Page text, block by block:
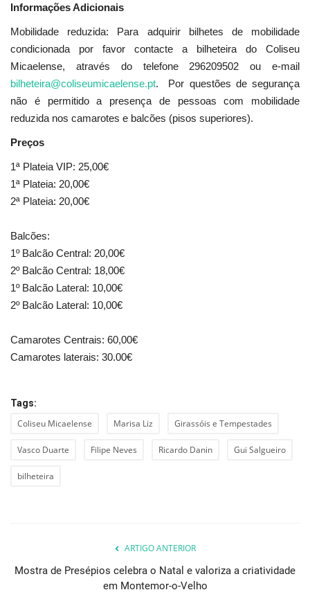
Informações Adicionais
Mobilidade reduzida: Para adquirir bilhetes de mobilidade
condicionada por favor contacte a bilheteira do Coliseu
Micaelense, através do telefone 296209502 ou e-mail
bilheteira@coliseumicaelense.pt. Por questões de segurança
não é permitido a presença de pessoas com mobilidade
reduzida nos camarotes e balcões (pisos superiores).
Preços
1ª Plateia VIP: 25,00€
1ª Plateia: 20,00€
2ª Plateia: 20,00€
Balcões:
1º Balcão Central: 20,00€
2º Balcão Central: 18,00€
1º Balcão Lateral: 10,00€
2º Balcão Lateral: 10,00€
Camarotes Centrais: 60,00€
Camarotes laterais: 30.00€
Tags:
Coliseu Micaelense Marisa Liz Girassóis e Tempestades
Vasco Duarte Filipe Neves Ricardo Danin Gui Salgueiro
bilheteira
ARTIGO ANTERIOR
Mostra de Presépios celebra o Natal e valoriza a criatividade
em Montemor-o-Velho